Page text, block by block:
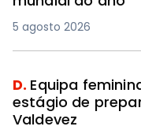
5 agosto 2026
D. Equipa
estágio de
Valdevez